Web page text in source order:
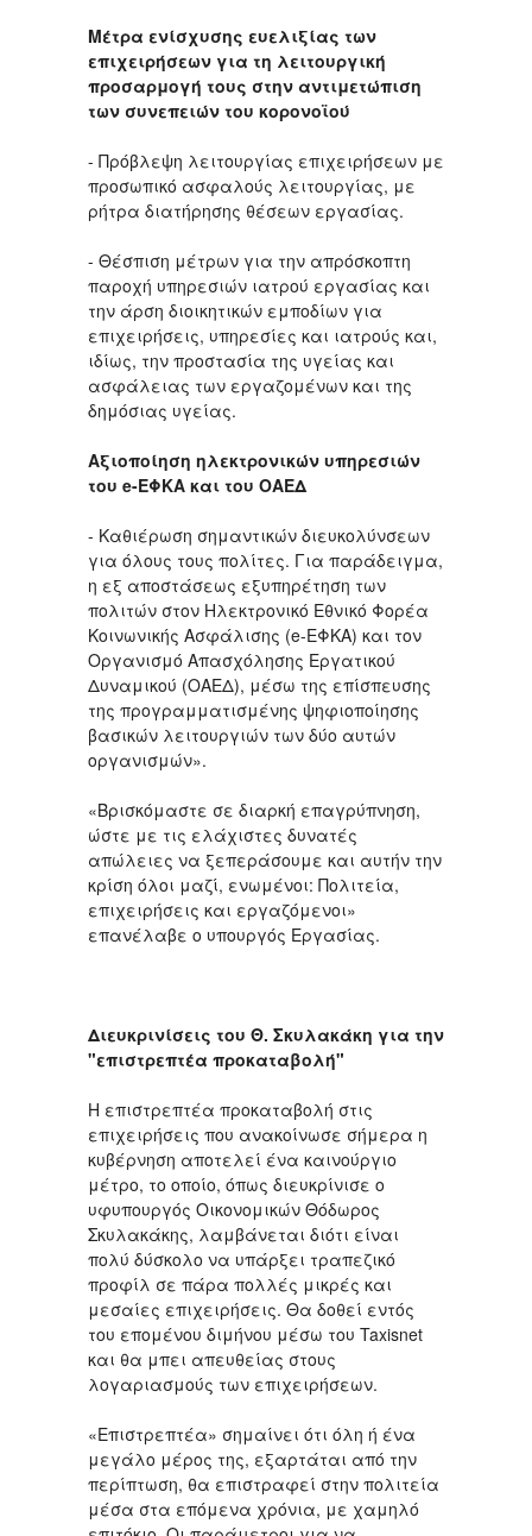
Μέτρα ενίσχυσης ευελιξίας των
επιχειρήσεων για τη λειτουργική
προσαρμογή τους στην αντιμετώπιση
των συνεπειών του κορονοϊού
- Πρόβλεψη λειτουργίας επιχειρήσεων με
προσωπικό ασφαλούς λειτουργίας, με
ρήτρα διατήρησης θέσεων εργασίας.
- Θέσπιση μέτρων για την απρόσκοπτη
παροχή υπηρεσιών ιατρού εργασίας και
την άρση διοικητικών εμποδίων για
επιχειρήσεις, υπηρεσίες και ιατρούς και,
ιδίως, την προστασία της υγείας και
ασφάλειας των εργαζομένων και της
δημόσιας υγείας.
Αξιοποίηση ηλεκτρονικών υπηρεσιών
του e-ΕΦΚΑ και του ΟΑΕΔ
- Καθιέρωση σημαντικών διευκολύνσεων
για όλους τους πολίτες. Για παράδειγμα,
η εξ αποστάσεως εξυπηρέτηση των
πολιτών στον Ηλεκτρονικό Εθνικό Φορέα
Κοινωνικής Ασφάλισης (e-ΕΦΚΑ) και τον
Οργανισμό Απασχόλησης Εργατικού
Δυναμικού (ΟΑΕΔ), μέσω της επίσπευσης
της προγραμματισμένης ψηφιοποίησης
βασικών λειτουργιών των δύο αυτών
οργανισμών».
«Βρισκόμαστε σε διαρκή επαγρύπνηση,
ώστε με τις ελάχιστες δυνατές
απώλειες να ξεπεράσουμε και αυτήν την
κρίση όλοι μαζί, ενωμένοι: Πολιτεία,
επιχειρήσεις και εργαζόμενοι»
επανέλαβε ο υπουργός Εργασίας.
Διευκρινίσεις του Θ. Σκυλακάκη για την
"επιστρεπτέα προκαταβολή"
Η επιστρεπτέα προκαταβολή στις
επιχειρήσεις που ανακοίνωσε σήμερα η
κυβέρνηση αποτελεί ένα καινούργιο
μέτρο, το οποίο, όπως διευκρίνισε ο
υφυπουργός Οικονομικών Θόδωρος
Σκυλακάκης, λαμβάνεται διότι είναι
πολύ δύσκολο να υπάρξει τραπεζικό
προφίλ σε πάρα πολλές μικρές και
μεσαίες επιχειρήσεις. Θα δοθεί εντός
του επομένου διμήνου μέσω του Taxisnet
και θα μπει απευθείας στους
λογαριασμούς των επιχειρήσεων.
«Επιστρεπτέα» σημαίνει ότι όλη ή ένα
μεγάλο μέρος της, εξαρτάται από την
περίπτωση, θα επιστραφεί στην πολιτεία
μέσα στα επόμενα χρόνια, με χαμηλό